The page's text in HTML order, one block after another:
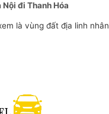
đi Thanh Hóa
là vùng đất địa linh